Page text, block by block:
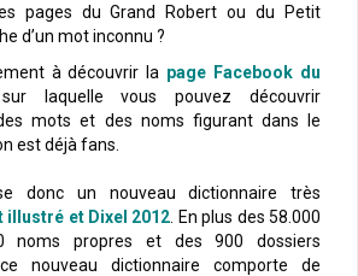
pages du Grand Robert ou du Petit
d’un mot inconnu ?
à découvrir la page Facebook du
sur laquelle vous pouvez découvrir
mots et des noms figurant dans le
est déjà fans.
donc un nouveau dictionnaire très
illustré et Dixel 2012 . En plus des 58.000
noms propres et des 900 dossiers
ce nouveau dictionnaire comporte de